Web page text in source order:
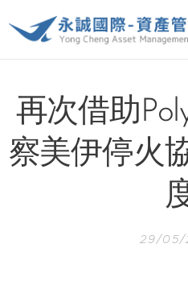
再次借助
察美伊停火
29/05/